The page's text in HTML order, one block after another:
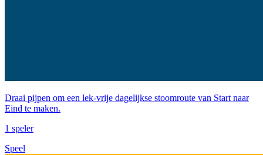
Draai pijpen om een lek-vrije dagelijkse stoomroute van Start naar
Eind te maken.
1 speler
Speel